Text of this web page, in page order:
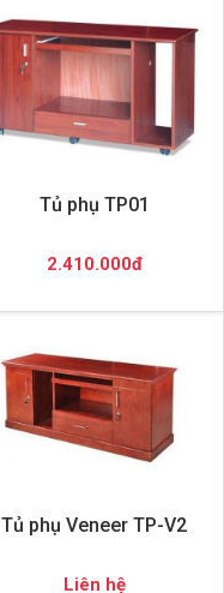
Tủ phụ TP01
2.410.000đ
Tủ phụ Veneer TP-V2
Liên hệ